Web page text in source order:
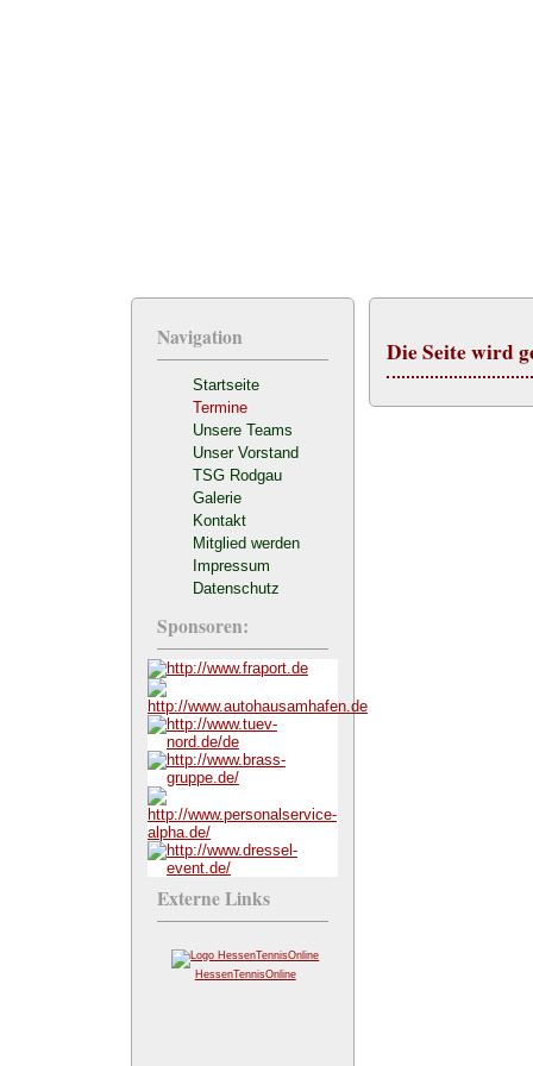
Navigation
Startseite
Termine
Unsere Teams
Unser Vorstand
TSG Rodgau
Galerie
Kontakt
Mitglied werden
Impressum
Datenschutz
Sponsoren:
Externe Links
HessenTennisOnline
Die Seite wird